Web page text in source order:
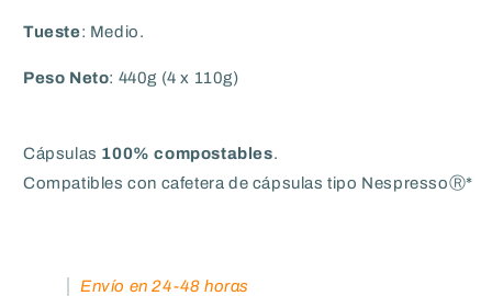
Tueste: Medio.
Peso Neto: 440g (4 x 110g)
Cápsulas 100% compostables.
Compatibles con cafetera de cápsulas tipo NespressoⓇ*
Envío en 24-48 horas